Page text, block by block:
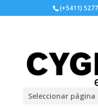
(+5411)
Seleccionar página